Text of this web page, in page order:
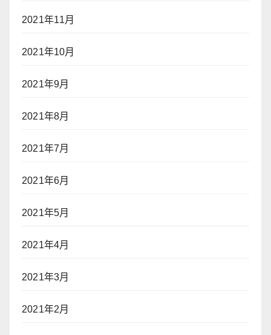
2021年11月
2021年10月
2021年9月
2021年8月
2021年7月
2021年6月
2021年5月
2021年4月
2021年3月
2021年2月